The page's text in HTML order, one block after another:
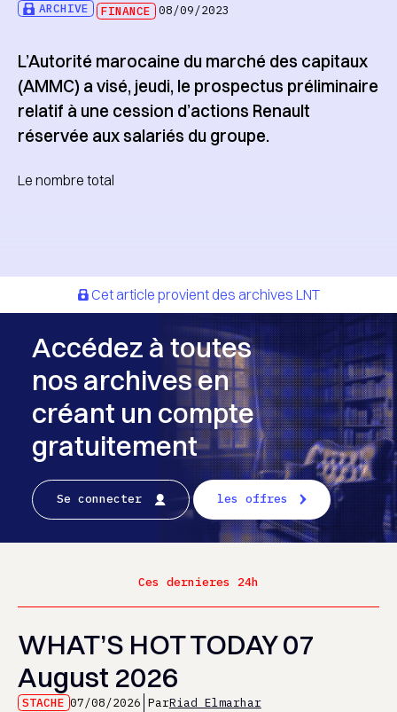
ARCHIVE FINANCE 08/09/2023
L’Autorité marocaine du marché des capitaux
(AMMC) a visé, jeudi, le prospectus préliminaire
relatif à une cession d’actions Renault
réservée aux salariés du groupe.
Le nombre total
Cet article provient des archives LNT
Accédez à toutes
nos archives en
créant un compte
gratuitement
Se connecter les offres
Ces dernieres 24h
WHAT’S HOT TODAY 07
August 2026
STACHE 07/08/2026 ParRiad Elmarhar